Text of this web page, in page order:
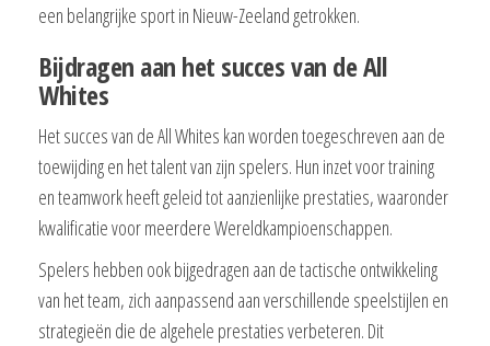
een belangrijke sport in Nieuw-Zeeland getrokken.
Bijdragen aan het succes van de All
Whites
Het succes van de All Whites kan worden toegeschreven aan de
toewijding en het talent van zijn spelers. Hun inzet voor training
en teamwork heeft geleid tot aanzienlijke prestaties, waaronder
kwalificatie voor meerdere Wereldkampioenschappen.
Spelers hebben ook bijgedragen aan de tactische ontwikkeling
van het team, zich aanpassend aan verschillende speelstijlen en
strategieën die de algehele prestaties verbeteren. Dit